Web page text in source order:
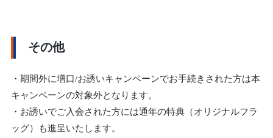
その他
・期間外に増口/お誘いキャンペーンでお手続きされた方は本
キャンペーンの対象外となります。
・お誘いでご入会された方には通年の特典（オリジナルフラ
ッグ）も進呈いたします。